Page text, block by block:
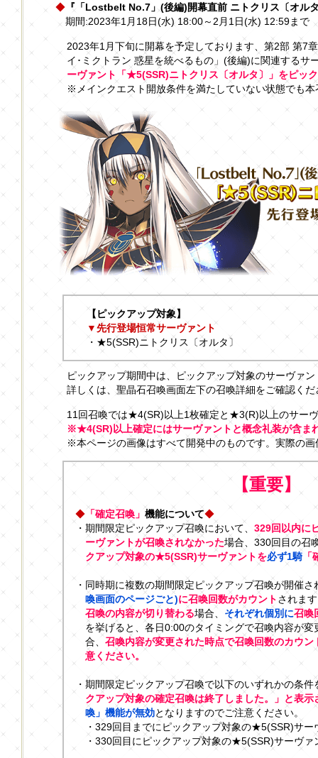
◆ 『「Lostbelt No.7」(後編)開幕直前 ニトクリス〔オル
期間:2023年1月18日(水) 18:00～2月1日(水) 12:59まで
2023年1月下旬に開幕を予定しております、第2部 第7
イ･ミクトラン 惑星を統べるもの」(後編)に関連するサ
ーヴァント「★5(SSR)ニトクリス〔オルタ〕」をピッ
※メインクエスト開放条件を満たしていない状態でも
【ピックアップ対象】
▼先行登場恒常サーヴァント
・★5(SSR)ニトクリス〔オルタ〕
ピックアップ期間中は、ピックアップ対象のサーヴァ
詳しくは、聖晶石召喚画面左下の召喚詳細をご確認くだ
11回召喚では★4(SR)以上1枚確定と★3(R)以上のサー
※★4(SR)以上確定にはサーヴァントと概念礼装が含ま
※本ページの画像はすべて開発中のものです。実際の
【重要】
◆「確定召喚」 機能について◆
・期間限定ピックアップ召喚において、 329回以内に
ーヴァントが召喚されなかった場合、330回目の召
クアップ対象の★5(SSR)サーヴァントを必ず1騎「
・同時期に複数の期間限定ピックアップ召喚が開催
喚画面のページごと)に召喚回数がカウントされま
召喚の内容が切り替わる場合、 それぞれ個別に召喚
を挙げると、各日0:00のタイミングで召喚内容が
合、 召喚内容が変更された時点で召喚回数のカウ
意ください。
・期間限定ピックアップ召喚で以下のいずれかの条件
クアップ対象の確定召喚は終了しました。」と表示
喚」機能が無効となりますのでご注意ください。
・329回目までにピックアップ対象の★5(SSR)サー
・330回目にピックアップ対象の★5(SSR)サーヴァ